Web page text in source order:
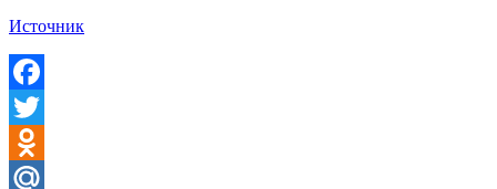
Источник
Facebook
Twitter
Odnoklassniki